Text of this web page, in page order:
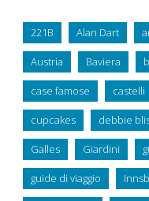
221B Alan Dart
Austria Baviera
case famose castelli
cupcakes debbie
Galles Giardini
guide di viaggio